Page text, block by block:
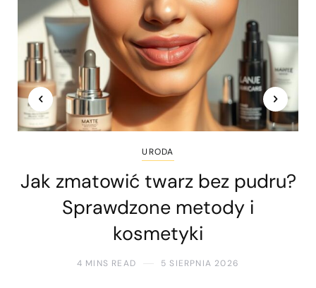
URODA
Jak zmatowić twarz bez pudru?
Sprawdzone metody i
kosmetyki
4 MINS READ 5 SIERPNIA 2026